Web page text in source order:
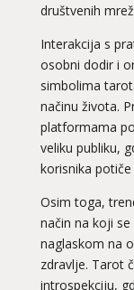
društvenih
Interakcija s
osobni dodir i
simbolima
načinu života.
platformama
veliku publiku,
korisnika
Osim toga,
način na koji
naglaskom na
zdravlje. Tarot
introspekciju,